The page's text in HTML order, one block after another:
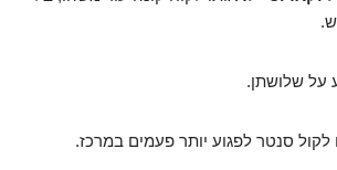
על שלושתן.
לקול סנטר לפגוע יותר פעמים במרכז.